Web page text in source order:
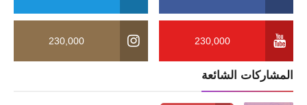
230,000
230,000
المشاركات الشائعة